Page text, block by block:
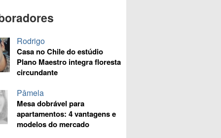
Rodrigo
Casa no Chile do estúdio
Plano Maestro integra floresta
circundante
Pâmela
Mesa dobrável para
apartamentos: 4 vantagens e
modelos do mercado